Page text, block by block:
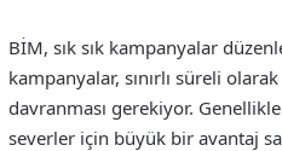
BİM, sık sık kampanyalar
kampanyalar, sınırlı süreli
davranması gerekiyor.
severler için büyük bir avantaj